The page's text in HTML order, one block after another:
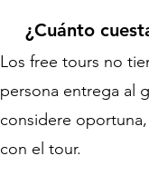
¿Cuánto
Los free tours no
persona entrega al
considere
con el tour.